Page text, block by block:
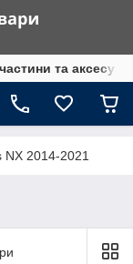
та
NX 2014-2021